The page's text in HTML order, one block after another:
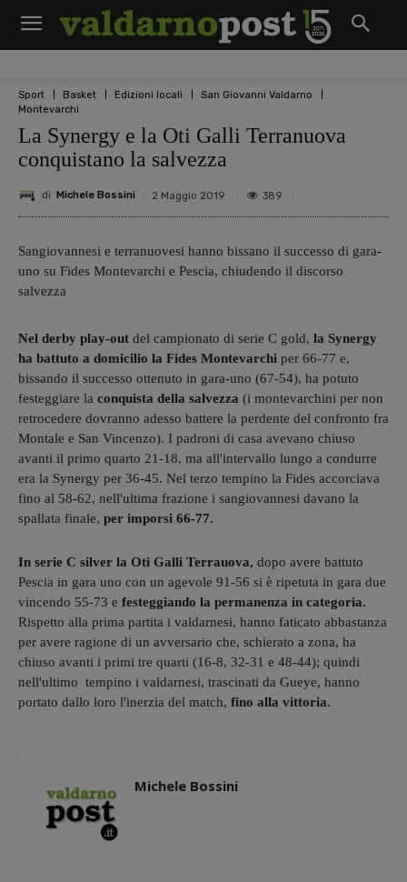
Sport Basket Edizioni locali
San Giovanni Valdarno
Montevarchi
La Synergy e la Oti Galli Terranuova
conquistano la salvezza
di Michele Bossini 2 Maggio 2019 389
Sangiovannesi e terranuovesi hanno bissano il successo di gara-
uno su Fides Montevarchi e Pescia, chiudendo il discorso
salvezza
Nel derby play-out del campionato di serie C gold, la Synergy
ha battuto a domicilio la Fides Montevarchi per 66-77 e,
bissando il successo ottenuto in gara-uno (67-54), ha potuto
festeggiare la conquista della salvezza (i montevarchini per non
retrocedere dovranno adesso battere la perdente del confronto fra
Montale e San Vincenzo). I padroni di casa avevano chiuso
avanti il primo quarto 21-18, ma all'intervallo lungo a condurre
era la Synergy per 36-45. Nel terzo tempino la Fides accorciava
fino al 58-62, nell'ultima frazione i sangiovannesi davano la
spallata finale, per imporsi 66-77.
In serie C silver la Oti Galli Terrauova, dopo avere battuto
Pescia in gara uno con un agevole 91-56 si è ripetuta in gara due
vincendo 55-73 e festeggiando la permanenza in categoria.
Rispetto alla prima partita i valdarnesi, hanno faticato abbastanza
per avere ragione di un avversario che, schierato a zona, ha
chiuso avanti i primi tre quarti (16-8, 32-31 e 48-44); quindi
nell'ultimo tempino i valdarnesi, trascinati da Gueye, hanno
portato dallo loro l'inerzia del match, fino alla vittoria.
Michele Bossini